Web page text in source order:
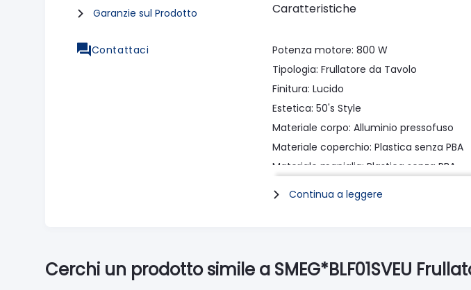
Garanzie sul Prodotto
Contattaci
Caratteristiche
Potenza motore: 800 W
Tipologia: Frullatore da Tavolo
Finitura: Lucido
Estetica: 50's Style
Materiale corpo: Alluminio pressofuso
Materiale coperchio: Plastica senza PBA
Materiale maniglia: Plastica senza PBA
Colore cavo alimentazione: Grigio
Continua a leggere
Cerchi un prodotto simile a SMEG*BLF01SVEU